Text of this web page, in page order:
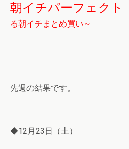
朝イチパーフェクト
る朝イチまとめ買い～
先週の結果です。
◆12月23日（土）